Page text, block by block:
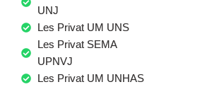
UNJ
Les Privat UM UNS
Les Privat SEMA
UPNVJ
Les Privat UM UNHAS